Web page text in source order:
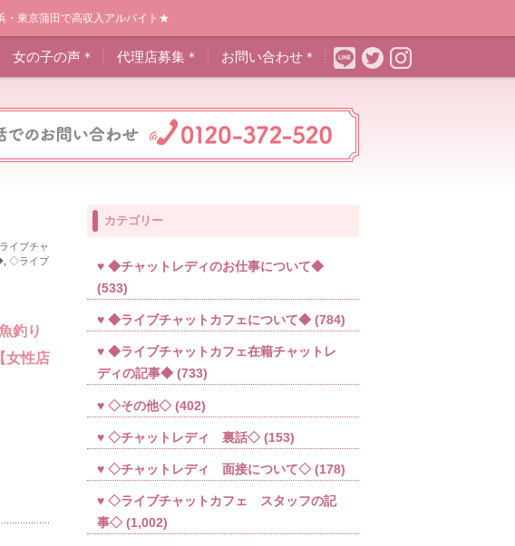
・東京蒲田で高収入アルバイト★
女の子の声＊ 代理店募集＊ お問い合わせ＊
イブチャ
◇ライブ
釣り
女性店
カテゴリー
◆チャットレディのお仕事について◆
(533)
◆ライブチャットカフェについて◆ (784)
◆ライブチャットカフェ在籍チャットレ
ディの記事◆ (733)
◇その他◇ (402)
◇チャットレディ 裏話◇ (153)
◇チャットレディ 面接について◇ (178)
◇ライブチャットカフェ スタッフの記
事◇ (1,002)